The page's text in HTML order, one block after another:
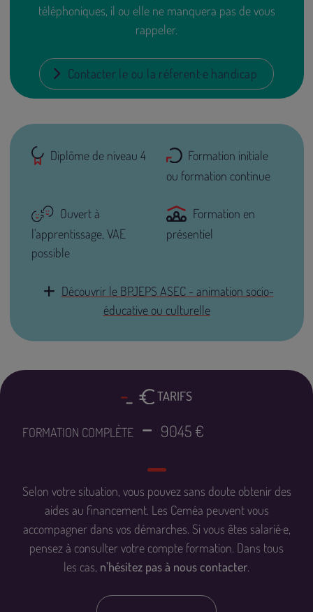
téléphoniques, il ou elle ne manquera pas de vous
rappeler.
Contacter le ou la réferent·e handicap
Diplôme de niveau 4
Formation initiale
ou formation continue
Ouvert à
l'apprentissage, VAE
possible
Formation en
présentiel
Découvrir le BPJEPS ASEC - animation socio-
éducative ou culturelle
TARIFS
FORMATION COMPLÈTE 9045 €
Selon votre situation, vous pouvez sans doute obtenir des
aides au financement. Les Ceméa peuvent vous
accompagner dans vos démarches. Si vous êtes salarié·e,
pensez à consulter votre compte formation. Dans tous
les cas, n’hésitez pas à nous contacter.